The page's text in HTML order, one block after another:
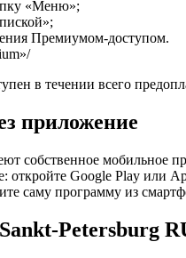
«Меню»;
Премиумом-доступом.
в течении всего
приложение
собственное
Google Play или
саму программу из
Petersburg